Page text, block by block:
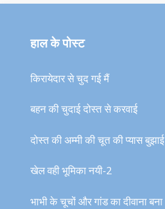
हाल के पोस्ट
किरायेदार से चुद गई मैं
बहन की चुदाई दोस्त से करवाई
दोस्त की अम्मी की चूत की प्यास बुझाई
खेल वही भूमिका नयी-2
भाभी के चूचों और गांड का दीवाना बना